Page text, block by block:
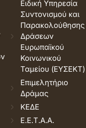
Ειδική Υπηρεσία
Συντονισμού και
Παρακολούθησης
Δράσεων
Ευρωπαϊκού
Κοινωνικού
Ταμείου (ΕΥΣΕΚΤ)
Επιμελητήριο
Δράμας
ΚΕΔΕ
Ε.Ε.Τ.Α.Α.